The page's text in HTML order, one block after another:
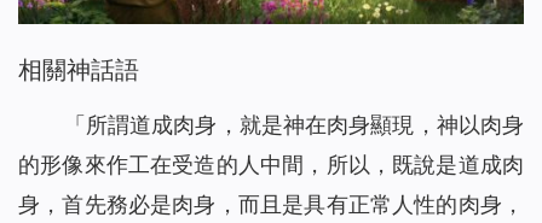
相關神話語
「 所謂道成肉身，就是神在肉身顯現，神以肉身
的形像來作工在受造的人中間，所以，既說是道成肉
身，首先務必是肉身，而且是具有正常人性的肉身，